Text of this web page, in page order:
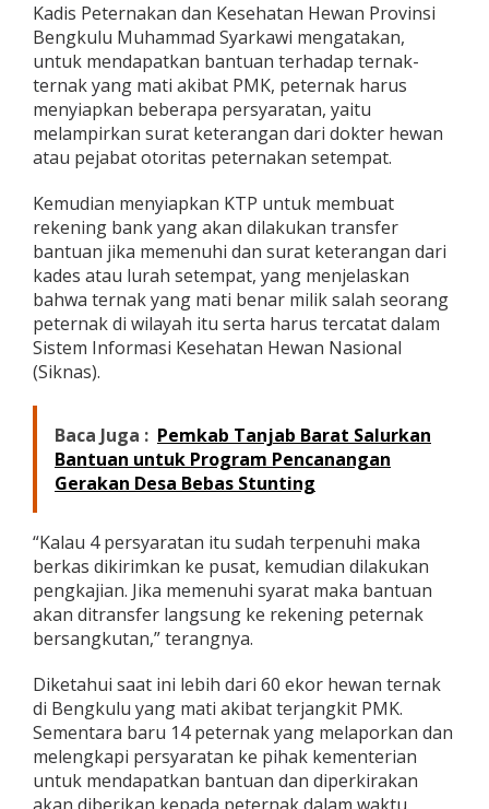
Kadis Peternakan dan Kesehatan Hewan Provinsi
Bengkulu Muhammad Syarkawi mengatakan,
untuk mendapatkan bantuan terhadap ternak-
ternak yang mati akibat PMK, peternak harus
menyiapkan beberapa persyaratan, yaitu
melampirkan surat keterangan dari dokter hewan
atau pejabat otoritas peternakan setempat.
Kemudian menyiapkan KTP untuk membuat
rekening bank yang akan dilakukan transfer
bantuan jika memenuhi dan surat keterangan dari
kades atau lurah setempat, yang menjelaskan
bahwa ternak yang mati benar milik salah seorang
peternak di wilayah itu serta harus tercatat dalam
Sistem Informasi Kesehatan Hewan Nasional
(Siknas).
Baca Juga : Pemkab Tanjab Barat Salurkan
Bantuan untuk Program Pencanangan
Gerakan Desa Bebas Stunting
“Kalau 4 persyaratan itu sudah terpenuhi maka
berkas dikirimkan ke pusat, kemudian dilakukan
pengkajian. Jika memenuhi syarat maka bantuan
akan ditransfer langsung ke rekening peternak
bersangkutan,” terangnya.
Diketahui saat ini lebih dari 60 ekor hewan ternak
di Bengkulu yang mati akibat terjangkit PMK.
Sementara baru 14 peternak yang melaporkan dan
melengkapi persyaratan ke pihak kementerian
untuk mendapatkan bantuan dan diperkirakan